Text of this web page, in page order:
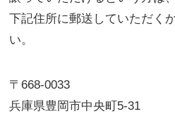
下記住所に郵送していただく
い。
〒668-0033
兵庫県豊岡市中央町5-31